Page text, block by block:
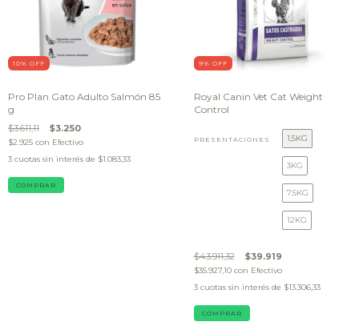
10% OFF
Pro Plan Gato Adulto Salmón 85
g
$3.611,11 $3.250
$2.925 con Efectivo
3 cuotas sin interés de $1.083,33
9% OFF
Royal Canin Vet Cat Weight
Control
PRESENTACIONES 1,5KG
3KG
7.5KG
12KG
$43.911,32 $39.919
$35.927,10 con Efectivo
3 cuotas sin interés de $13.306,33
COMPRAR